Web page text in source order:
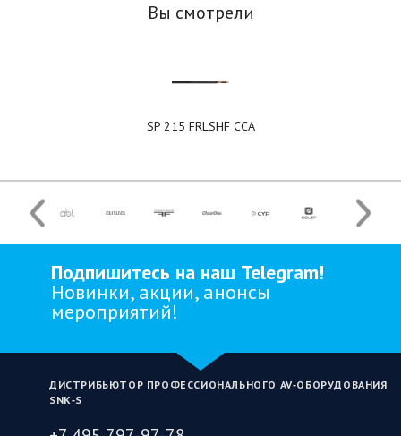
Вы смотрели
SP 215 FRLSHF CCA
Подпишитесь на наш Telegram!
Новинки, акции, анонсы
мероприятий!
ДИСТРИБЬЮТОР ПРОФЕССИОНАЛЬНОГО AV‑ОБОРУДОВАНИЯ
SNK‑S